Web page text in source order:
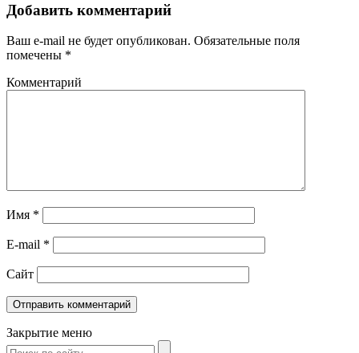
Добавить комментарий
Ваш e-mail не будет опубликован. Обязательные поля
помечены *
Комментарий
Имя *
E-mail *
Сайт
Закрытие меню